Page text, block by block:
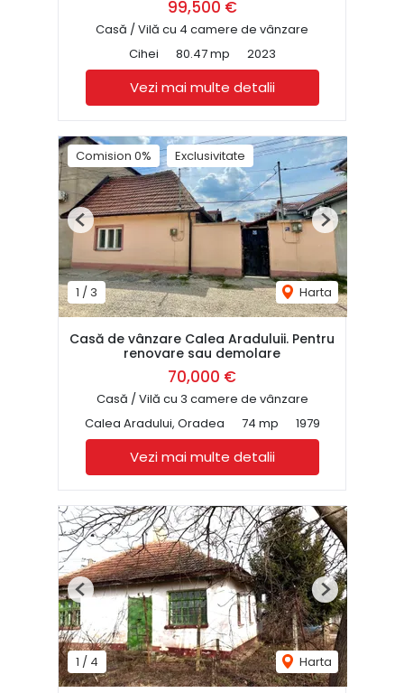
99,500 €
Casă / Vilă cu 4 camere de vânzare
Cihei
80.47 mp 2023
Vezi mai multe detalii
Comision 0% Exclusivitate
1 / 3 Harta
Previous Next
Casă de vânzare Calea Araduluii. Pentru
renovare sau demolare
70,000 €
Casă / Vilă cu 3 camere de vânzare
Calea Aradului, Oradea
74 mp 1979
Vezi mai multe detalii
1 / 4 Harta
Previous Next